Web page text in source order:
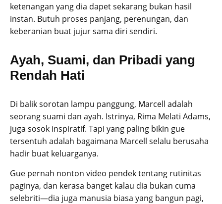
ketenangan yang dia dapet sekarang bukan hasil
instan. Butuh proses panjang, perenungan, dan
keberanian buat jujur sama diri sendiri.
Ayah, Suami, dan Pribadi yang
Rendah Hati
Di balik sorotan lampu panggung, Marcell adalah
seorang suami dan ayah. Istrinya, Rima Melati Adams,
juga sosok inspiratif. Tapi yang paling bikin gue
tersentuh adalah bagaimana Marcell selalu berusaha
hadir buat keluarganya.
Gue pernah nonton video pendek tentang rutinitas
paginya, dan kerasa banget kalau dia bukan cuma
selebriti—dia juga manusia biasa yang bangun pagi,